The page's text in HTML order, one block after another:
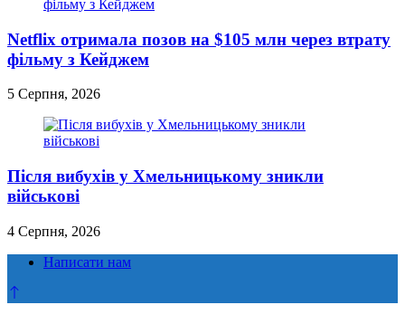
Netflix отримала позов на $105 млн через втрату
фільму з Кейджем
5 Серпня, 2026
Після вибухів у Хмельницькому зникли
військові
4 Серпня, 2026
Написати нам
Прокрутка
до